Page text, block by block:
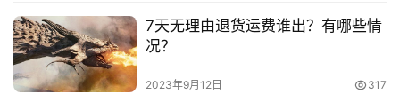
淘
宝
分
享
淘宝开店如何卖食品类目？入驻要求是什么？
7天无理由退货运费谁出？有哪些情
况？
2023年9月12日 317